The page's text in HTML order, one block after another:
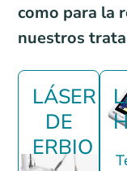
como para la
nuestros
LÁSER
DE
ERBIO